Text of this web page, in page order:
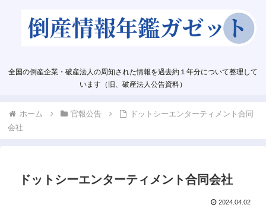
全国の倒産企業・破産法人の周知された情報を過去約１年分について整理して
います（旧、破産法人公告資料）
ホーム 官報公告
ドットシーエンターティメント合同
会社
ドットシーエンターティメント合同会社
2024.04.02